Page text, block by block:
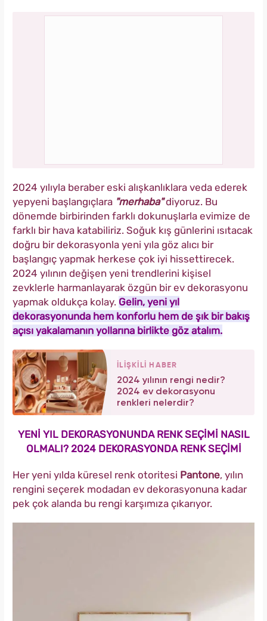
2024 yılıyla beraber eski alışkanlıklara veda ederek
yepyeni başlangıçlara "merhaba"diyoruz. Bu
dönemde birbirinden farklı dokunuşlarla evimize de
farklı bir hava katabiliriz. Soğuk kış günlerini ısıtacak
doğru bir dekorasyonla yeni yıla göz alıcı bir
başlangıç yapmak herkese çok iyi hissettirecek.
2024 yılının değişen yeni trendlerini kişisel
zevklerle harmanlayarak özgün bir ev dekorasyonu
yapmak oldukça kolay. Gelin, yeni yıl
dekorasyonunda hem konforlu hem de şık bir bakış
açısı yakalamanın yollarına birlikte göz atalım.
İLİŞKİLİ HABER
2024 yılının rengi nedir?
2024 ev dekorasyonu
renkleri nelerdir?
YENİ YIL DEKORASYONUNDA RENK SEÇİMİ NASIL
OLMALI? 2024 DEKORASYONDA RENK SEÇİMİ
Her yeni yılda küresel renk otoritesi Pantone, yılın
rengini seçerek modadan ev dekorasyonuna kadar
pek çok alanda bu rengi karşımıza çıkarıyor.